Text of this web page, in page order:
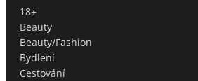
18+
Beauty
Beauty/Fashion
Bydlení
Cestování